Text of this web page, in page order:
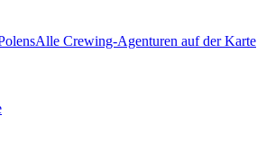
Alle Crewing-Agenturen auf der Karte